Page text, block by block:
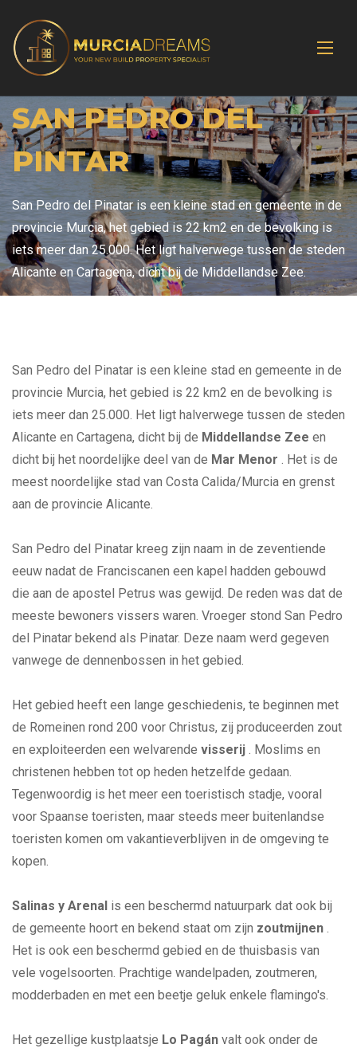
SAN PEDRO DEL
PINTAR
San Pedro del Pinatar is een kleine stad en gemeente in de
provincie Murcia, het gebied is 22 km2 en de bevolking is
iets meer dan 25.000. Het ligt halverwege tussen de steden
Alicante en Cartagena, dicht bij de Middellandse Zee.
San Pedro del Pinatar is een kleine stad en gemeente in de
provincie Murcia, het gebied is 22 km2 en de bevolking is
iets meer dan 25.000. Het ligt halverwege tussen de steden
Alicante en Cartagena, dicht bij de Middellandse Zee en
dicht bij het noordelijke deel van de Mar Menor . Het is de
meest noordelijke stad van Costa Calida/Murcia en grenst
aan de provincie Alicante.
San Pedro del Pinatar kreeg zijn naam in de zeventiende
eeuw nadat de Franciscanen een kapel hadden gebouwd
die aan de apostel Petrus was gewijd. De reden was dat de
meeste bewoners vissers waren. Vroeger stond San Pedro
del Pinatar bekend als Pinatar. Deze naam werd gegeven
vanwege de dennenbossen in het gebied.
Het gebied heeft een lange geschiedenis, te beginnen met
de Romeinen rond 200 voor Christus, zij produceerden zout
en exploiteerden een welvarende visserij . Moslims en
christenen hebben tot op heden hetzelfde gedaan.
Tegenwoordig is het meer een toeristisch stadje, vooral
voor Spaanse toeristen, maar steeds meer buitenlandse
toeristen komen om vakantieverblijven in de omgeving te
kopen.
Salinas y Arenal is een beschermd natuurpark dat ook bij
de gemeente hoort en bekend staat om zijn zoutmijnen
Het is ook een beschermd gebied en de thuisbasis van
vele vogelsoorten. Prachtige wandelpaden, zoutmeren,
modderbaden en met een beetje geluk enkele flamingo's.
Het gezellige kustplaatsje Lo Pagán valt ook onder de